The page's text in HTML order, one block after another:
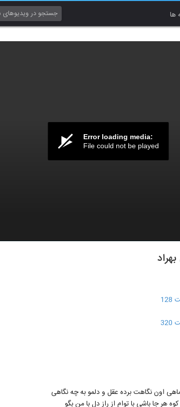
ها
Error loading media:
File could not be played
اون نگاهت برده عقل و دلمو به چه نگاهی
هر جا باشی با توام از راز دل با من بگو